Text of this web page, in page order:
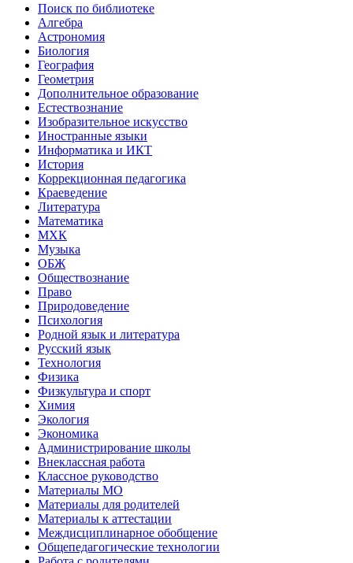
Поиск по библиотеке
Алгебра
Астрономия
Биология
География
Геометрия
Дополнительное образование
Естествознание
Изобразительное искусство
Иностранные языки
Информатика и ИКТ
История
Коррекционная педагогика
Краеведение
Литература
Математика
МХК
Музыка
ОБЖ
Обществознание
Право
Природоведение
Психология
Родной язык и литература
Русский язык
Технология
Физика
Физкультура и спорт
Химия
Экология
Экономика
Администрирование школы
Внеклассная работа
Классное руководство
Материалы МО
Материалы для родителей
Материалы к аттестации
Междисциплинарное обобщение
Общепедагогические технологии